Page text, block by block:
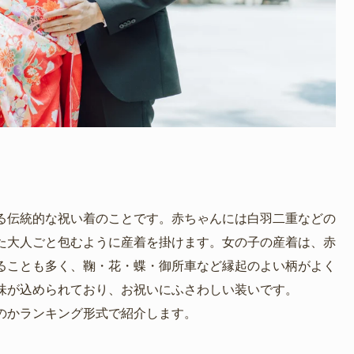
統的な祝い着のことです。赤ちゃんには白羽二重などの
人ごと包むように産着を掛けます。女の子の産着は、赤
とも多く、鞠・花・蝶・御所車など縁起のよい柄がよく
込められており、お祝いにふさわしい装いです。
ランキング形式で紹介します。